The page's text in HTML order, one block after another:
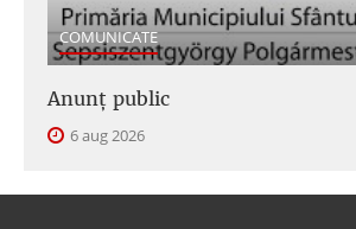
COMUNICATE
Anunţ public
6 aug 2026